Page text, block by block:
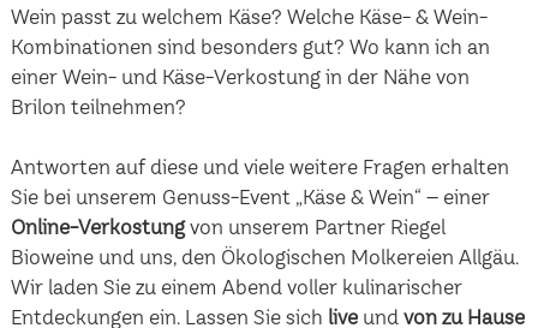
Wein passt zu welchem Käse? Welche Käse- & Wein-
Kombinationen sind besonders gut? Wo kann ich an
einer Wein- und Käse-Verkostung in der Nähe von
Brilon teilnehmen?
Antworten auf diese und viele weitere Fragen erhalten
Sie bei unserem Genuss-Event „Käse & Wein“ – einer
Online-Verkostungvon unserem Partner Riegel
Bioweine und uns, den Ökologischen Molkereien Allgäu.
Wir laden Sie zu einem Abend voller kulinarischer
Entdeckungen ein. Lassen Sie sich live und von zu Hause